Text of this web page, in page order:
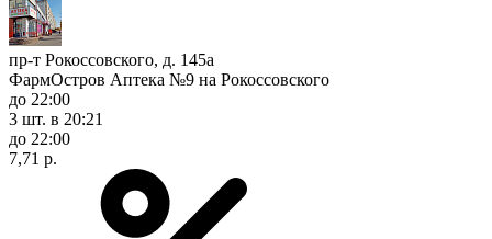
пр-т Рокоссовского, д. 145а
ФармОстров Аптека №9 на Рокоссовского
до 22:00
3 шт. в 20:21
до 22:00
7,71 р.